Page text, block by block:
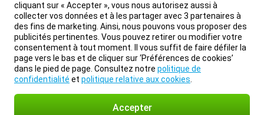
cliquant sur « Accepter », vous nous autorisez aussi à
collecter vos données et à les partager avec 3 partenaires à
des fins de marketing. Ainsi, nous pouvons vous proposer des
publicités pertinentes. Vous pouvez retirer ou modifier votre
consentement à tout moment. Il vous suffit de faire défiler la
page vers le bas et de cliquer sur ‘Préférences de cookies’
dans le pied de page. Consultez notre politique de
confidentialité et politique relative aux cookies
Accepter